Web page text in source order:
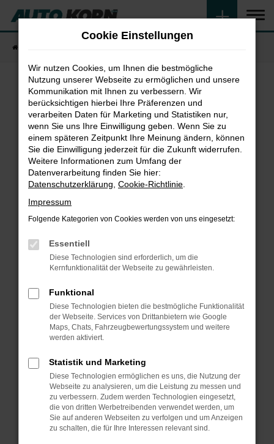
Zum
Hauptinhalt
Fehler: Network Error
Beim Laden ist ein Fehler aufgetreten.
Hier sind ein paar Tipps, die dir helfen können:
Überprüfe deine Firewall und deine
Internetverbindung.
Laden andere Webseiten, zum Beispiel deine
Suchmaschine?
Prüfe deine Browsererweiterungen.
können das Laden bestimmter Seiten
verhindern. Funktioniert die Seite in einem
Fenster?
Starte dein Gerät neu.
Das kann manchmal helfen, vorübergehende
Probleme zu beheben.
Betriebssystem auf dem neuesten Stand
sind.
Veraltete Software birgt nicht nur ein
Sicherheitsrisiko, sondern kann auch dazu
führen, dass bestimmte Funktionen nicht mehr
unterstützt werden.
Cookie Einstellungen
Wir nutzen Cookies, um Ihnen die bestmögliche
Nutzung unserer Webseite zu ermöglichen und unsere
Kommunikation mit Ihnen zu verbessern. Wir
berücksichtigen hierbei Ihre Präferenzen und
verarbeiten Daten für Marketing und Statistiken nur,
wenn Sie uns Ihre Einwilligung geben. Wenn Sie zu
einem späteren Zeitpunkt Ihre Meinung ändern, können
Sie die Einwilligung jederzeit für die Zukunft widerrufen.
Weitere Informationen zum Umfang der
Datenverarbeitung finden Sie hier:
Datenschutzerklärung Cookie-Richtlinie
Impressum
Folgende Kategorien von Cookies werden von uns eingesetzt:
Essentiell
Diese Technologien sind erforderlich, um die
Kernfunktionalität der Webseite zu gewährleisten.
Funktional
Diese Technologien bieten die bestmögliche Funktionalität
der Webseite. Services von Drittanbietern wie Google
Maps, Chats, Fahrzeugbewertungssystem und weitere
werden aktiviert.
Statistik und Marketing
Diese Technologien ermöglichen es uns, die Nutzung der
Webseite zu analysieren, um die Leistung zu messen und
zu verbessern. Zudem werden Technologien eingesetzt,
die von dritten Werbetreibenden verwendet werden, um
Sie auf anderen Webseiten zu verfolgen und um Anzeigen
zu schalten, die für Ihre Interessen relevant sind.